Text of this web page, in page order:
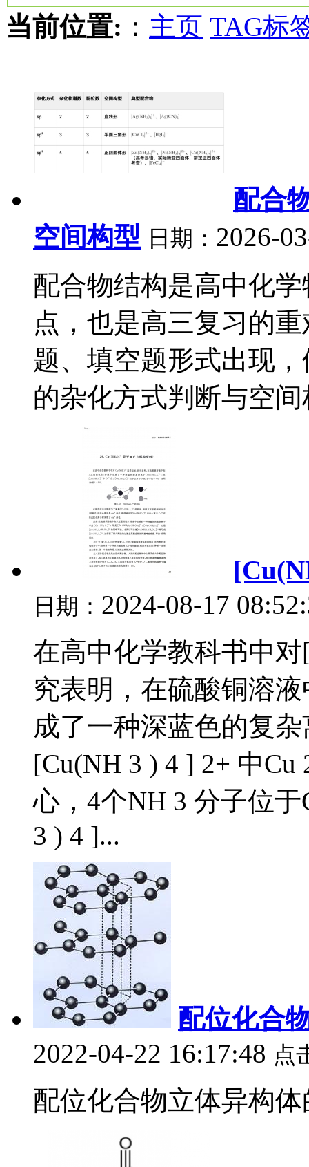
当前位置: ： 主页 TAG标
配合
空间构型 日期： 2026-
配合物结构是高中化
点，也是高三复习的
题、填空题形式出现
的杂化方式判断与空
日期： 2024-08-17
在高中化学教科书中
究表明，在硫酸铜溶
成了一种深蓝色的复
[Cu(NH 3 ) 4 ] 2+ 中
心，4个NH 3 分子位
3 ) 4 ]...
配位化合
2022-04-22 16:17:48 点
配位化合物立体异构